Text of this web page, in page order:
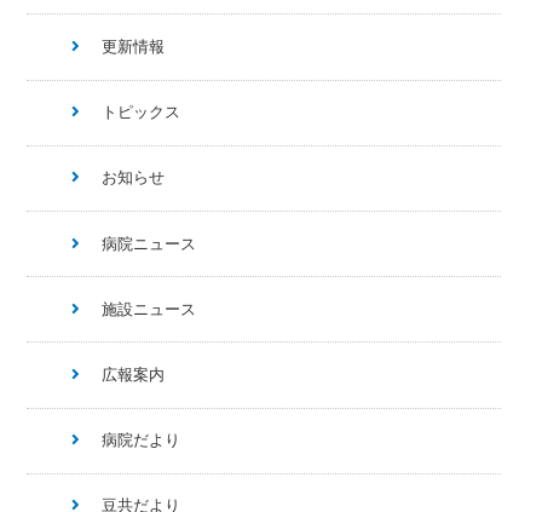
更新情報
トピックス
お知らせ
病院ニュース
施設ニュース
広報案内
病院だより
豆共だより